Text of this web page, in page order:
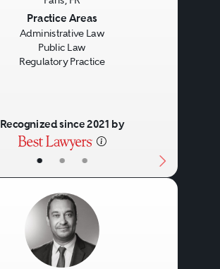
• • •
Practice Areas
Administrative Law
Public Law
Regulatory Practice
Recognized since 2021 by